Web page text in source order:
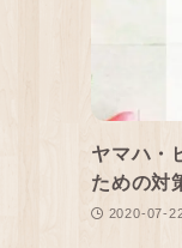
ヤマハ・
ための対
2020-07-